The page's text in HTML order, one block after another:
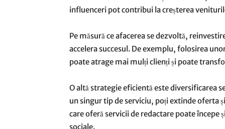
influenceri pot contribui la creșterea
Pe măsură ce afacerea se dezvoltă,
accelera succesul. De exemplu, folosirea
poate atrage mai mulți clienți și poate
O altă strategie eficientă este diversificarea
un singur tip de serviciu, poți extinde oferta
care oferă servicii de redactare poate începe
sociale.